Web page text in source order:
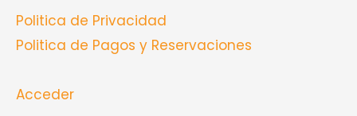
Politica de Privacidad
Politica de Pagos y Reservaciones
Acceder